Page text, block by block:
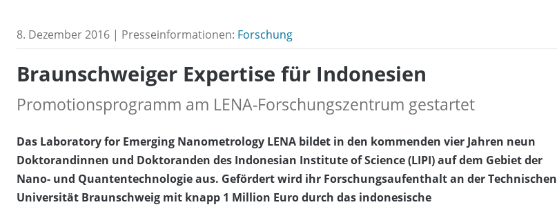
8. Dezember 2016 | Presseinformationen: Forschung
Braunschweiger Expertise für Indonesien
Promotionsprogramm am LENA-Forschungszentrum gestartet
Das Laboratory for Emerging Nanometrology LENA bildet in den kommenden vier Jahren neun
Doktorandinnen und Doktoranden des Indonesian Institute of Science (LIPI) auf dem Gebiet der
Nano- und Quantentechnologie aus. Gefördert wird ihr Forschungsaufenthalt an der Technischen
Universität Braunschweig mit knapp 1 Million Euro durch das indonesische